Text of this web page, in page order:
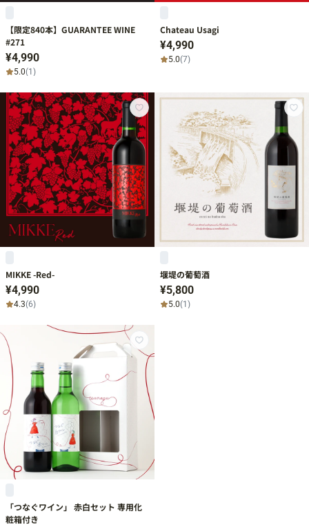
【限定840本】GUARANTEE WINE
#271
¥4,990
5.0(1)
Chateau Usagi
¥4,990
5.0(7)
MIKKE -Red-
¥4,990
4.3(6)
堰堤の葡萄酒
¥5,800
5.0(1)
「つなぐワイン」 赤白セット 専用化
粧箱付き